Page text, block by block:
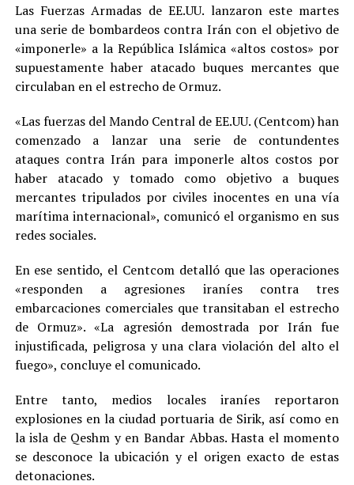
Las Fuerzas Armadas de EE.UU. lanzaron este martes
una serie de bombardeos contra Irán con el objetivo de
«imponerle» a la República Islámica «altos costos» por
supuestamente haber atacado buques mercantes que
circulaban en el estrecho de Ormuz.
«Las fuerzas del Mando Central de EE.UU. (Centcom) han
comenzado a lanzar una serie de contundentes
ataques contra Irán para imponerle altos costos por
haber atacado y tomado como objetivo a buques
mercantes tripulados por civiles inocentes en una vía
marítima internacional», comunicó el organismo en sus
redes sociales.
En ese sentido, el Centcom detalló que las operaciones
«responden a agresiones iraníes contra tres
embarcaciones comerciales que transitaban el estrecho
de Ormuz». «La agresión demostrada por Irán fue
injustificada, peligrosa y una clara violación del alto el
fuego», concluye el comunicado.
Entre tanto, medios locales iraníes reportaron
explosiones en la ciudad portuaria de Sirik, así como en
la isla de Qeshm y en Bandar Abbas. Hasta el momento
se desconoce la ubicación y el origen exacto de estas
detonaciones.